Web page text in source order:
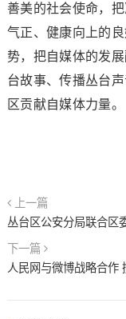
善美的社会使命，
气正、健康向上的
势，把自媒体的发
台故事、传播丛台
区贡献自媒体力量。
上一篇
丛台区公安分局联合区
下一篇
人民网与微博战略合作